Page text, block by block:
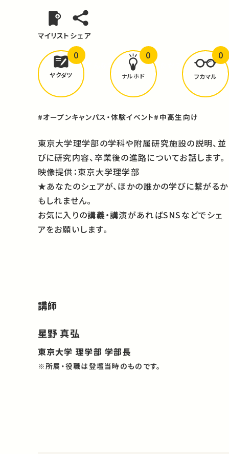
マイリスト シェア
どんな学びがありましたか？
ヤクダツ
0
ナルホド
0
フカマル
0
#オープンキャンパス・体験イベント#中高生向け
東京大学理学部の学科や附属研究施設の説明、並
びに研究内容、卒業後の進路についてお話します。
映像提供：東京大学理学部
★あなたのシェアが、ほかの誰かの学びに繋がるか
もしれません。
お気に入りの講義・講演があればSNSなどでシェ
アをお願いします。
講師
星野 真弘
東京大学 理学部 学部長
※所属・役職は登壇当時のものです。